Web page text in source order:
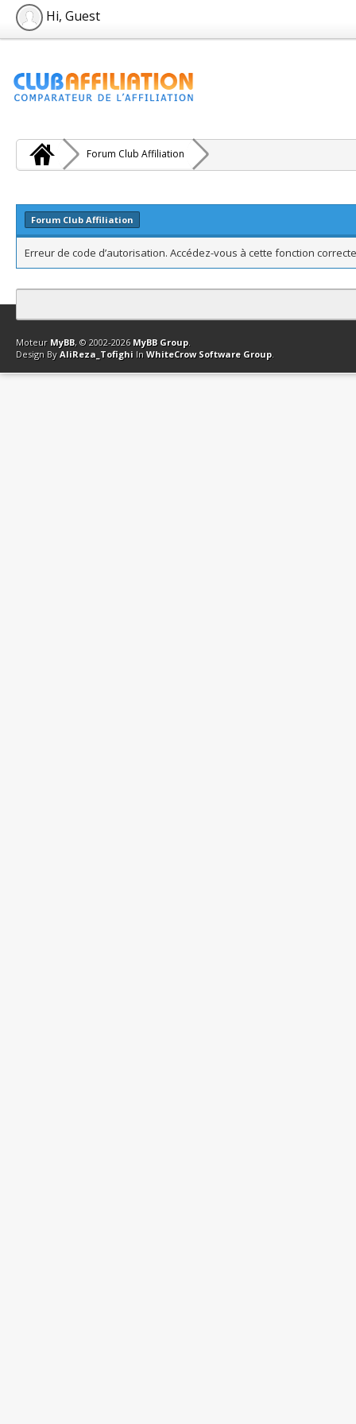
Hi, Guest
Forum Club Affiliation
Forum Club Affiliation
Erreur de code d’autorisation. Accédez-vous à cette fonction
Contact Club Affiliation Retourner en haut Version bas-débit
Moteur MyBB, © 2002-2026 MyBB Group.
Design By AliReza_Tofighi In WhiteCrow Software Group.